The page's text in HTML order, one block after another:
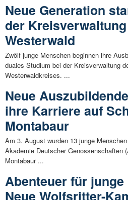
Neue Generation
der Kreisverwaltung
Westerwald
Zwölf junge Menschen beginnen ihre
duales Studium bei der Kreisverwaltung
Westerwaldkreises. ...
Neue
ihre Karriere auf
Montabaur
Am 3. August wurden 13 junge
Akademie Deutscher Genossenschaften
Montabaur ...
Abenteuer für junge
Neue Wolfsritter-